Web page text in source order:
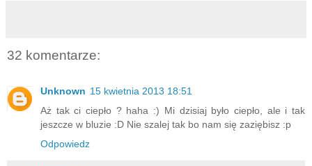
32 komentarze:
Unknown 15 kwietnia 2013 18:51
Aż tak ci ciepło ? haha :) Mi dzisiaj było ciepło, ale i tak
jeszcze w bluzie :D Nie szalej tak bo nam się zaziębisz :p
Odpowiedz